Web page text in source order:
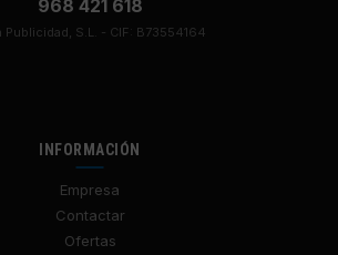
968 421 618
Publicidad, S.L. - CIF: B73554164
INFORMACIÓN
Empresa
Contactar
Ofertas